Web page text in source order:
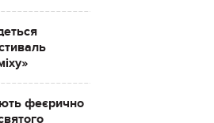
феєрично